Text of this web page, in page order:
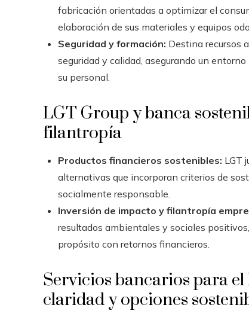
fabricación orientadas a optimizar el
elaboración de sus materiales y equipos
Seguridad y formación: Destina recursos
seguridad y calidad, asegurando un
su personal.
LGT Group y banca
filantropía
Productos financieros sostenibles: LGT
alternativas que incorporan criterios de
socialmente responsable.
Inversión de impacto y filantropía
resultados ambientales y sociales
propósito con retornos financieros.
Servicios bancarios para
claridad y opciones